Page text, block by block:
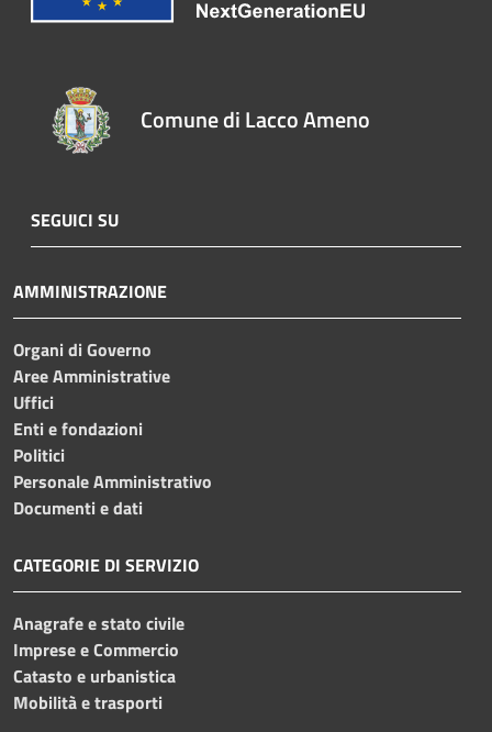
Comune di Lacco Ameno
SEGUICI SU
AMMINISTRAZIONE
Organi di Governo
Aree Amministrative
Uffici
Enti e fondazioni
Politici
Personale Amministrativo
Documenti e dati
CATEGORIE DI SERVIZIO
Anagrafe e stato civile
Imprese e Commercio
Catasto e urbanistica
Mobilità e trasporti